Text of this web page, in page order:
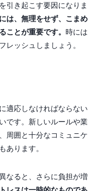
引き起こす要因になりま
は、無理をせず、こまめ
ことが重要です。 時には
レッシュしましょう。
適応しなければならない
です。新しいルールや業
周囲と十分なコミュニケ
あります。
なると、さらに負担が増